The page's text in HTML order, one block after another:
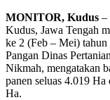
MONITOR, Kudus –
Kudus, Jawa Tengah
ke 2 (Feb – Mei) tahun
Pangan Dinas
Nikmah, mengatakan
panen seluas 4.019
Ha.